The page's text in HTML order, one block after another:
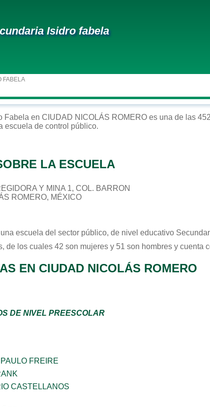
Isidro fabela
FABELA
Fabela en CIUDAD NICOLÁS ROMERO es una de las
escuela de control público.
LA ESCUELA
Y MINA 1, COL. BARRON
ROMERO, MÉXICO
escuela del sector público, de nivel educativo
de los cuales 42 son mujeres y 51 son hombres y cuenta
EN CIUDAD NICOLÁS ROMERO
DE NIVEL PREESCOLAR
FREIRE
CASTELLANOS